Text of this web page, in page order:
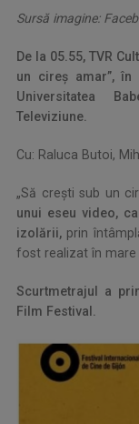
Sursă imagine:
De la 05.55, TVR
un cireș amar”, în
Universitatea
Televiziune.
Cu: Raluca Butoi,
„Să crești sub un
unui eseu video,
izolării, prin
fost realizat în mare
Scurtmetrajul a
Film Festival.